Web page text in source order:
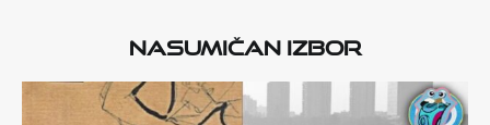
Nasumičan izbor